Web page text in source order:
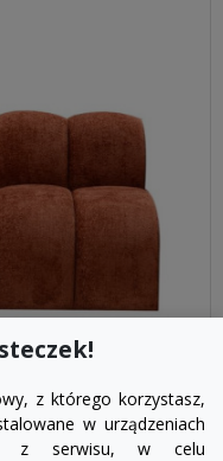
visibility
z którego korzystasz,
w urządzeniach
z serwisu, w celu